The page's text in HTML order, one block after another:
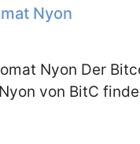
Nyon
Nyon Der
Nyon von BitC